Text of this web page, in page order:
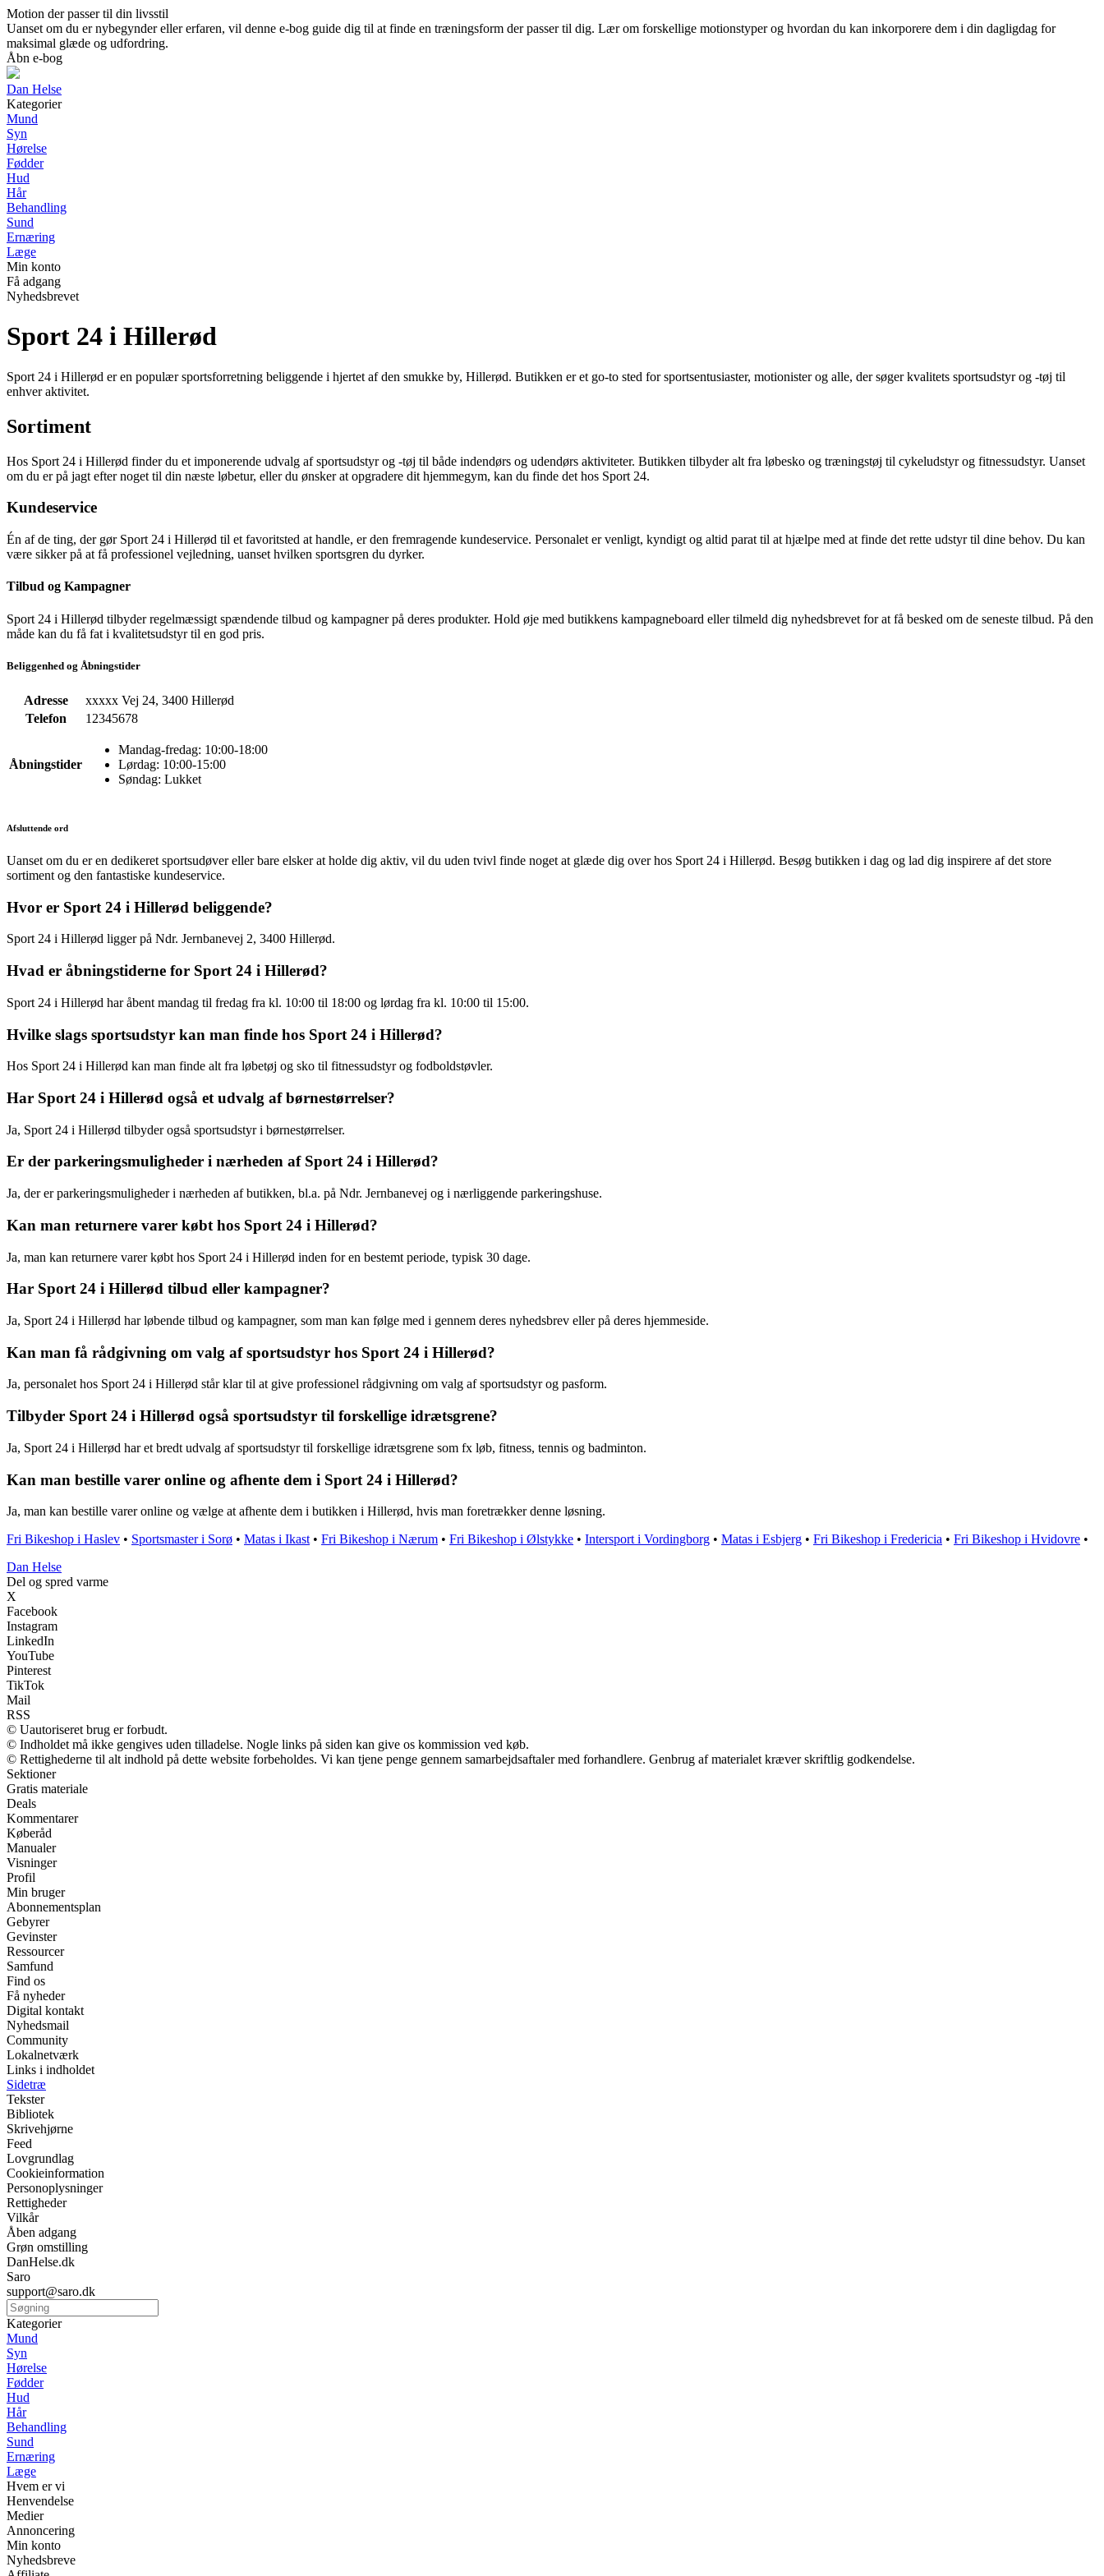
Motion der passer til din livsstil
Uanset om du er nybegynder eller erfaren, vil denne e-bog guide dig til at finde en træningsform der passer til dig. Lær om forskellige motionstyper og hvordan du kan inkorporere dem i din dagligdag for
maksimal glæde og udfordring.
Åbn e-bog
Dan Helse
Kategorier
Mund
Syn
Hørelse
Fødder
Hud
Hår
Behandling
Sund
Ernæring
Læge
Min konto
Få adgang
Nyhedsbrevet
Sport 24 i Hillerød
Sport 24 i Hillerød er en populær sportsforretning beliggende i hjertet af den smukke by, Hillerød. Butikken er et go-to sted for sportsentusiaster, motionister og alle, der søger kvalitets sportsudstyr og -tøj til
enhver aktivitet.
Sortiment
Hos Sport 24 i Hillerød finder du et imponerende udvalg af sportsudstyr og -tøj til både indendørs og udendørs aktiviteter. Butikken tilbyder alt fra løbesko og træningstøj til cykeludstyr og fitnessudstyr. Uanset
om du er på jagt efter noget til din næste løbetur, eller du ønsker at opgradere dit hjemmegym, kan du finde det hos Sport 24.
Kundeservice
Én af de ting, der gør Sport 24 i Hillerød til et favoritsted at handle, er den fremragende kundeservice. Personalet er venligt, kyndigt og altid parat til at hjælpe med at finde det rette udstyr til dine behov. Du kan
være sikker på at få professionel vejledning, uanset hvilken sportsgren du dyrker.
Tilbud og Kampagner
Sport 24 i Hillerød tilbyder regelmæssigt spændende tilbud og kampagner på deres produkter. Hold øje med butikkens kampagneboard eller tilmeld dig nyhedsbrevet for at få besked om de seneste tilbud. På den
måde kan du få fat i kvalitetsudstyr til en god pris.
Beliggenhed og Åbningstider
Adresse
xxxxx Vej 24, 3400 Hillerød
Telefon
12345678
Åbningstider
Mandag-fredag: 10:00-18:00
Lørdag: 10:00-15:00
Søndag: Lukket
Afsluttende ord
Uanset om du er en dedikeret sportsudøver eller bare elsker at holde dig aktiv, vil du uden tvivl finde noget at glæde dig over hos Sport 24 i Hillerød. Besøg butikken i dag og lad dig inspirere af det store
sortiment og den fantastiske kundeservice.
Hvor er Sport 24 i Hillerød beliggende?
Sport 24 i Hillerød ligger på Ndr. Jernbanevej 2, 3400 Hillerød.
Hvad er åbningstiderne for Sport 24 i Hillerød?
Sport 24 i Hillerød har åbent mandag til fredag fra kl. 10:00 til 18:00 og lørdag fra kl. 10:00 til 15:00.
Hvilke slags sportsudstyr kan man finde hos Sport 24 i Hillerød?
Hos Sport 24 i Hillerød kan man finde alt fra løbetøj og sko til fitnessudstyr og fodboldstøvler.
Har Sport 24 i Hillerød også et udvalg af børnestørrelser?
Ja, Sport 24 i Hillerød tilbyder også sportsudstyr i børnestørrelser.
Er der parkeringsmuligheder i nærheden af Sport 24 i Hillerød?
Ja, der er parkeringsmuligheder i nærheden af butikken, bl.a. på Ndr. Jernbanevej og i nærliggende parkeringshuse.
Kan man returnere varer købt hos Sport 24 i Hillerød?
Ja, man kan returnere varer købt hos Sport 24 i Hillerød inden for en bestemt periode, typisk 30 dage.
Har Sport 24 i Hillerød tilbud eller kampagner?
Ja, Sport 24 i Hillerød har løbende tilbud og kampagner, som man kan følge med i gennem deres nyhedsbrev eller på deres hjemmeside.
Kan man få rådgivning om valg af sportsudstyr hos Sport 24 i Hillerød?
Ja, personalet hos Sport 24 i Hillerød står klar til at give professionel rådgivning om valg af sportsudstyr og pasform.
Tilbyder Sport 24 i Hillerød også sportsudstyr til forskellige idrætsgrene?
Ja, Sport 24 i Hillerød har et bredt udvalg af sportsudstyr til forskellige idrætsgrene som fx løb, fitness, tennis og badminton.
Kan man bestille varer online og afhente dem i Sport 24 i Hillerød?
Ja, man kan bestille varer online og vælge at afhente dem i butikken i Hillerød, hvis man foretrækker denne løsning.
Fri Bikeshop i Haslev • Sportsmaster i Sorø • Matas i Ikast • Fri Bikeshop i Nærum • Fri Bikeshop i Ølstykke • Intersport i Vordingborg • Matas i Esbjerg • Fri Bikeshop i Fredericia • Fri Bikeshop i Hvidovre •
Dan Helse
Del og spred varme
X
Facebook
Instagram
LinkedIn
YouTube
Pinterest
TikTok
Mail
RSS
© Uautoriseret brug er forbudt.
© Indholdet må ikke gengives uden tilladelse. Nogle links på siden kan give os kommission ved køb.
© Rettighederne til alt indhold på dette website forbeholdes. Vi kan tjene penge gennem samarbejdsaftaler med forhandlere. Genbrug af materialet kræver skriftlig godkendelse.
Sektioner
Gratis materiale
Deals
Kommentarer
Køberåd
Manualer
Visninger
Profil
Min bruger
Abonnementsplan
Gebyrer
Gevinster
Ressourcer
Samfund
Find os
Få nyheder
Digital kontakt
Nyhedsmail
Community
Lokalnetværk
Links i indholdet
Sidetræ
Tekster
Bibliotek
Skrivehjørne
Feed
Lovgrundlag
Cookieinformation
Personoplysninger
Rettigheder
Vilkår
Åben adgang
Grøn omstilling
DanHelse.dk
Saro
support@saro.dk
Kategorier
Mund
Syn
Hørelse
Fødder
Hud
Hår
Behandling
Sund
Ernæring
Læge
Hvem er vi
Henvendelse
Medier
Annoncering
Min konto
Nyhedsbreve